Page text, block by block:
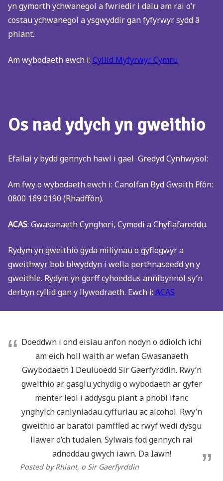
yn gymorth ychwanegol a fwriedir i dalu am rai o’r
costau ychwanegol a ysgwyddir gan fyfyrwyr sydd â
phlant.
Am wybodaeth ewch i: Cyllid Myfyrwyr Cymru
Os nad ydych yn gweithio
Efallai y bydd gennych hawl i gael Gredyd Cynhwysol:
Am fwy o wybodaeth ewch i: Canolfan Byd Gwaith Ffôn:
0800 169 0190 (Rhadffôn).
ACAS: Gwasanaeth Cynghori, Cymodi a Chyflafareddu.
Rydym yn gweithio gyda miliynau o gyflogwyr a
gweithwyr bob blwyddyn i wella perthnasoedd yn y
gweithle. Rydym yn gorff cyhoeddus annibynnol sy’n
derbyn cyllid gan y llywodraeth. Ewch i: ACAS
Doeddwn i ond eisiau anfon nodyn o ddiolch ichi
am eich holl waith ar wefan Gwasanaeth
Gwybodaeth I Deuluoedd Sir Gaerfyrddin. Rwy’n
gweithio ar gasglu ychydig o wybodaeth ar gyfer
menter leol i addysgu plant a phobl ifanc
ynghylch canlyniadau cyffuriau ac alcohol. Rwy’n
gweithio ar baratoi pamffled ac rwyf wedi dysgu
llawer o’ch tudalen. Sylwais fod gennych rai
adnoddau gwych iawn. Da Iawn!
Posted by Rhiant, o Sir Gaerfyrddin